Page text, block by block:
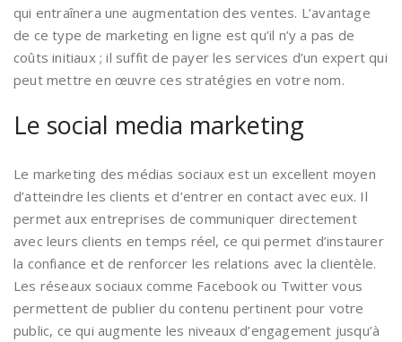
qui entraînera une augmentation des ventes. L’avantage
de ce type de marketing en ligne est qu’il n’y a pas de
coûts initiaux ; il suffit de payer les services d’un expert qui
peut mettre en œuvre ces stratégies en votre nom.
Le social media marketing
Le marketing des médias sociaux est un excellent moyen
d’atteindre les clients et d’entrer en contact avec eux. Il
permet aux entreprises de communiquer directement
avec leurs clients en temps réel, ce qui permet d’instaurer
la confiance et de renforcer les relations avec la clientèle.
Les réseaux sociaux comme Facebook ou Twitter vous
permettent de publier du contenu pertinent pour votre
public, ce qui augmente les niveaux d’engagement jusqu’à